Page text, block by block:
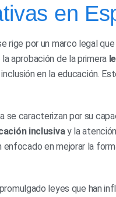
en
rige por un marco legal
aprobación de la primera
en la educación.
se caracterizan por su
inclusivay la
enfocado en mejorar la
leyes que han